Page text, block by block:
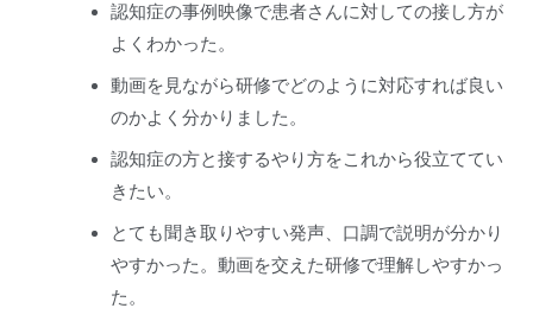
認知症の事例映像で患者さんに対しての接し方が
よくわかった。
動画を見ながら研修でどのように対応すれば良い
のかよく分かりました。
認知症の方と接するやり方をこれから役立ててい
きたい。
とても聞き取りやすい発声、口調で説明が分かり
やすかった。動画を交えた研修で理解しやすかっ
た。